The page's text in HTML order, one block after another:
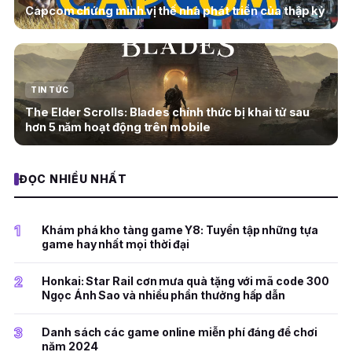
Capcom chứng minh vị thế nhà phát triển của thập kỷ
TIN TỨC
The Elder Scrolls: Blades chính thức bị khai tử sau
hơn 5 năm hoạt động trên mobile
ĐỌC NHIỀU NHẤT
1
Khám phá kho tàng game Y8: Tuyển tập những tựa
game hay nhất mọi thời đại
2
Honkai: Star Rail cơn mưa quà tặng với mã code 300
Ngọc Ánh Sao và nhiều phần thưởng hấp dẫn
3
Danh sách các game online miễn phí đáng để chơi
năm 2024